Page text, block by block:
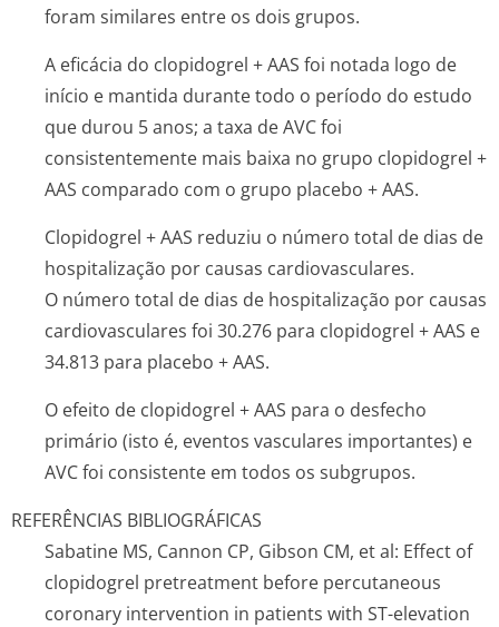
foram similares entre os dois grupos.
A eficácia do clopidogrel + AAS foi notada logo de
início e mantida durante todo o período do estudo
que durou 5 anos; a taxa de AVC foi
consistentemente mais baixa no grupo clopidogrel +
AAS comparado com o grupo placebo + AAS.
Clopidogrel + AAS reduziu o número total de dias de
hospitalização por causas cardiovasculares.
O número total de dias de hospitalização por causas
cardiovasculares foi 30.276 para clopidogrel + AAS e
34.813 para placebo + AAS.
O efeito de clopidogrel + AAS para o desfecho
primário (isto é, eventos vasculares importantes) e
AVC foi consistente em todos os subgrupos.
REFERÊNCIAS BIBLIOGRÁFICAS
Sabatine MS, Cannon CP, Gibson CM, et al: Effect of
clopidogrel pretreatment before percutaneous
coronary intervention in patients with ST-elevation